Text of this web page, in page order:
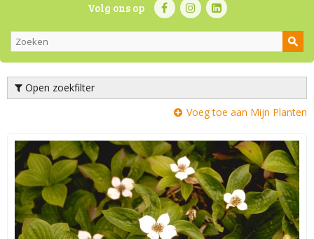
Volg ons op
Open zoekfilter
Voeg toe aan Mijn Planten